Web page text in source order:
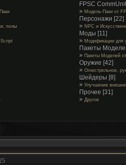
FPSC
» Модель-Паки от
полы
Персонажи [22]
» NPC и
Моды [11]
» Модификации для
Пакеты
» Пакеты Моделей
Оружие [42]
» Огнестрельное,
Шейдеры [8]
» Улучшение
Прочее [31]
» Другое